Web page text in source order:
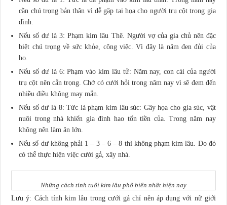
cần chú trọng bản thân vì dễ gặp tai họa cho người trụ cột trong gia
đình.
Nếu số dư là 3: Phạm kim lâu Thê. Người vợ của gia chủ nên đặc
biệt chú trọng về sức khỏe, công việc. Vì đây là năm đen đủi của
họ.
Nếu số dư là 6: Phạm vào kim lâu tử: Năm nay, con cái của người
trụ cột nên cẩn trọng. Chớ có cưới hỏi trong năm nay vì sẽ đem đến
nhiều điều không may mắn.
Nếu số dư là 8: Tức là phạm kim lâu súc: Gây họa cho gia súc, vật
nuôi trong nhà khiến gia đình hao tốn tiền của. Trong năm nay
không nên làm ăn lớn.
Nếu số dư không phải 1 – 3 – 6 – 8 thì không phạm kim lâu. Do đó
có thể thực hiện việc cưới gả, xây nhà.
Những cách tính tuổi kim lâu phổ biến nhất hiện nay
Lưu ý: Cách tính kim lâu trong cưới gả chỉ nên áp dụng với nữ giới